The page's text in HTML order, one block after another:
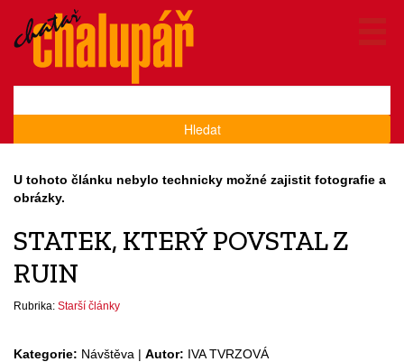
Hledat
U tohoto článku nebylo technicky možné zajistit fotografie a
obrázky.
STATEK, KTERÝ POVSTAL Z
RUIN
Rubrika: Starší články
Kategorie: Návštěva | Autor: IVA TVRZOVÁ